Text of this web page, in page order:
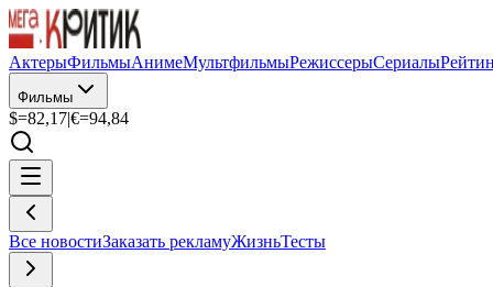
АктерыФильмыАнимеМультфильмыРежиссерыСериалы
Фильмы
$=82,17|€=94,84
Все новостиЗаказать рекламуЖизньТесты